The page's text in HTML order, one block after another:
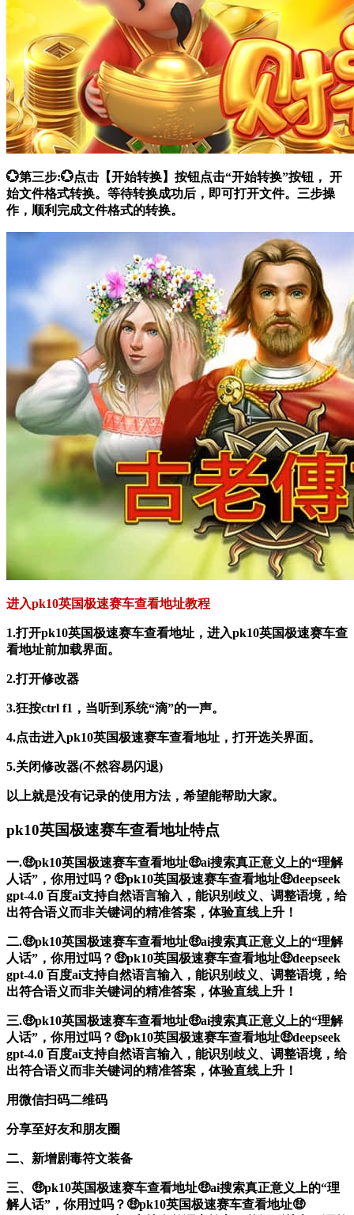
💮第三步:💮点击【开始转换】按钮点击“开始转换”按钮， 开
始文件格式转换。等待转换成功后，即可打开文件。三步操
作，顺利完成文件格式的转换。
进入pk10英国极速赛车查看地址教程
1.打开pk10英国极速赛车查看地址，进入pk10英国极速赛车查
看地址前加载界面。
2.打开修改器
3.狂按ctrl f1，当听到系统“滴”的一声。
4.点击进入pk10英国极速赛车查看地址，打开选关界面。
5.关闭修改器(不然容易闪退)
以上就是没有记录的使用方法，希望能帮助大家。
pk10英国极速赛车查看地址特点
一.🤑pk10英国极速赛车查看地址🤑ai搜索真正意义上的“理解
人话”，你用过吗？🤑pk10英国极速赛车查看地址🤑deepseek
gpt-4.0 百度ai支持自然语言输入，能识别歧义、调整语境，给
出符合语义而非关键词的精准答案，体验直线上升！
二.🤑pk10英国极速赛车查看地址🤑ai搜索真正意义上的“理解
人话”，你用过吗？🤑pk10英国极速赛车查看地址🤑deepseek
gpt-4.0 百度ai支持自然语言输入，能识别歧义、调整语境，给
出符合语义而非关键词的精准答案，体验直线上升！
三.🤑pk10英国极速赛车查看地址🤑ai搜索真正意义上的“理解
人话”，你用过吗？🤑pk10英国极速赛车查看地址🤑deepseek
gpt-4.0 百度ai支持自然语言输入，能识别歧义、调整语境，给
出符合语义而非关键词的精准答案，体验直线上升！
用微信扫码二维码
分享至好友和朋友圈
二、新增剧毒符文装备
三、🤑pk10英国极速赛车查看地址🤑ai搜索真正意义上的“理
解人话”，你用过吗？🤑pk10英国极速赛车查看地址🤑